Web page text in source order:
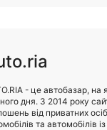
- це автобазар, на
дня. З 2014 року
від приватних
та автомобілів